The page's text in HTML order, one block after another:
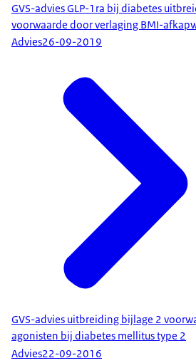
GVS-advies GLP-1ra bij diabetes
voorwaarde door verlaging BMI-
Advies26-09-2019
GVS-advies uitbreiding bijlage 2
agonisten bij diabetes mellitus type 2
Advies22-09-2016